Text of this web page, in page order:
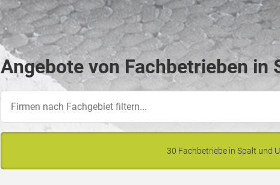
Angebote von Fachbetrieben in
30 Fachbetriebe in Spalt und